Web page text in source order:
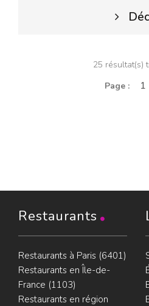
25 résultat(s)
Page :
1
Restaurants
Restaurants à Paris (6401)
Restaurants en Île-de-
France (1103)
Restaurants en région